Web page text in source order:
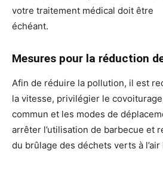
votre traitement médical doit
échéant.
Mesures pour la réduction
Afin de réduire la pollution, il est
la vitesse, privilégier le
commun et les modes de
arrêter l’utilisation de barbecue et
du brûlage des déchets verts à l’air